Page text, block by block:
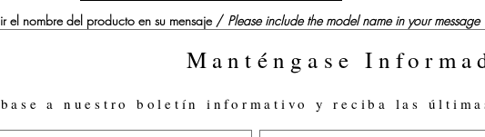
el nombre del producto en su mensaje / Please include the model name in your message
Manténgase
a nuestro boletín informativo y reciba las